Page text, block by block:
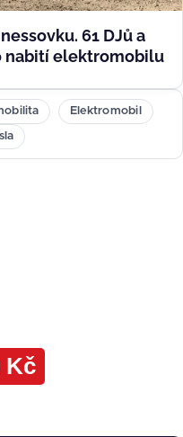
61 DJů a
nabití elektromobilu
Elektromobil